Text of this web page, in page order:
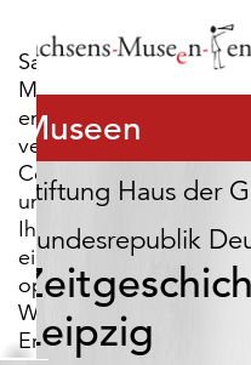
Sachsens-
Museen-
entdecken.de
verwendet
Cookies,
um
Ihnen
ein
optimales
Webseiten-
Erlebnis
Museen
Stiftung Haus der
Bundesrepublik
Leipzig